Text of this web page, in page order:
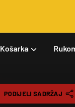
Košarka
PODIJELI SADRŽAJ